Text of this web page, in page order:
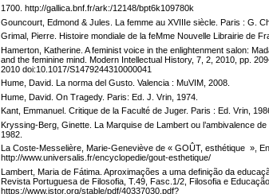
1700. http://gallica.bnf.fr/ark:/12148/bpt6k109780k
Gouncourt, Edmond & Jules. La femme au XVIIIe siècle. Paris : G.
Grimal, Pierre. Histoire mondiale de la feMme Nouvelle Librairie de
Hamerton, Katherine. A feminist voice in the enlightenment salon:
and the feminine mind. Modern Intellectual History, 7, 2, 2010, pp.
2010 doi:10.1017/S1479244310000041
Hume, David. La norma del Gusto. Valencia : MuVIM, 2008.
Hume, David. On Tragedy. Paris: Ed. J. Vrin, 1974.
Kant, Emmanuel. Critique de la Faculté de Juger. Paris : Ed. Vrin,
Kryssing-Berg, Ginette. La Marquise de Lambert ou l’ambivalence
1982.
La Coste-Messelière, Marie-Geneviève de « GOÛT, esthétique »,
http://www.universalis.fr/encyclopedie/gout-esthetique/
Lambert, Maria de Fátima. Aproximações a uma definição da
Revista Portuguesa de Filosofia, T.49, Fasc.1/2, Filosofia e
https://www.jstor.org/stable/pdf/40337030.pdf?